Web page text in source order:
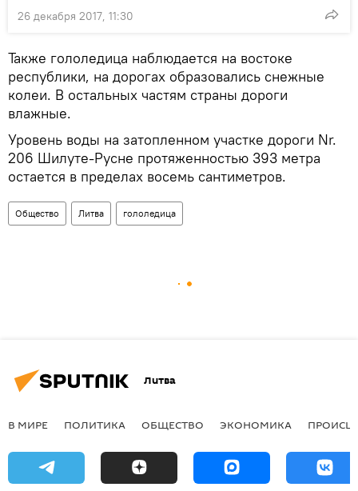
26 декабря 2017, 11:30
Также гололедица наблюдается на востоке
республики, на дорогах образовались снежные
колеи. В остальных частям страны дороги
влажные.
Уровень воды на затопленном участке дороги Nr.
206 Шилуте-Русне протяженностью 393 метра
остается в пределах восемь сантиметров.
Общество Литва гололедица
Литва
В МИРЕ ПОЛИТИКА ОБЩЕСТВО ЭКОНОМИКА